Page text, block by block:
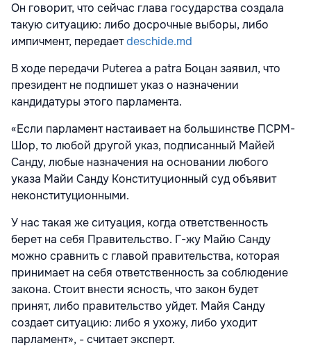
Он говорит, что сейчас глава государства создала
такую ситуацию: либо досрочные выборы, либо
импичмент, передаетdeschide.md
В ходе передачи Puterea a patra Боцан заявил, что
президент не подпишет указ о назначении
кандидатуры этого парламента.
«Если парламент настаивает на большинстве ПСРМ-
Шор, то любой другой указ, подписанный Майей
Санду, любые назначения на основании любого
указа Майи Санду Конституционный суд объявит
неконституционными.
У нас такая же ситуация, когда ответственность
берет на себя Правительство. Г-жу Майю Санду
можно сравнить с главой правительства, которая
принимает на себя ответственность за соблюдение
закона. Стоит внести ясность, что закон будет
принят, либо правительство уйдет. Майя Санду
создает ситуацию: либо я ухожу, либо уходит
парламент», - считает эксперт.